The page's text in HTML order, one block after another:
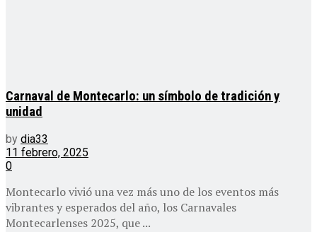
Carnaval de Montecarlo: un símbolo de tradición y
unidad
by dia33
11 febrero, 2025
0
Montecarlo vivió una vez más uno de los eventos más
vibrantes y esperados del año, los Carnavales
Montecarlenses 2025, que ...